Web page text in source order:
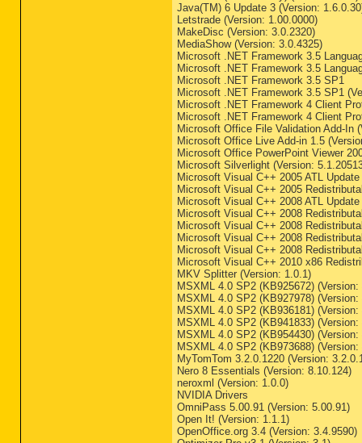
HKCU\...\Run:
HKCU\...\Run: [Optimizer
HKCU\...\Runonce:
MountPoints2:
HKU\Default\...\Run:
Startup:
ShortcutTarget: Philips
Startup:
ShortcutTarget: WISO
Startup:
ShortcutTarget:
Startup:
ShortcutTarget: net.lnk ->
====================
Java(TM) 6 Update 3 (Version:
Letstrade (Version: 1.00.0000)
MakeDisc (Version: 3.0.2320)
MediaShow (Version: 3.0.4325)
Microsoft .NET Framework 3.5
Microsoft .NET Framework 3.5
Microsoft .NET Framework 3.5 SP1
Microsoft .NET Framework 3.5 SP1
Microsoft .NET Framework 4 Client
Microsoft .NET Framework 4 Client
Microsoft Office File Validation Add-In
Microsoft Office Live Add-in 1.5
Microsoft Office PowerPoint Viewer
Microsoft Silverlight (Version:
Microsoft Visual C++ 2005 ATL
Microsoft Visual C++ 2005
Microsoft Visual C++ 2008 ATL
Microsoft Visual C++ 2008
Microsoft Visual C++ 2008
Microsoft Visual C++ 2008
Microsoft Visual C++ 2008
Microsoft Visual C++ 2010 x86
MKV Splitter (Version: 1.0.1)
MSXML 4.0 SP2 (KB925672) (Version:
MSXML 4.0 SP2 (KB927978) (Version:
MSXML 4.0 SP2 (KB936181) (Version:
MSXML 4.0 SP2 (KB941833) (Version:
MSXML 4.0 SP2 (KB954430) (Version:
MSXML 4.0 SP2 (KB973688) (Version:
MyTomTom 3.2.0.1220 (Version:
Nero 8 Essentials (Version: 8.10.124)
neroxml (Version: 1.0.0)
NVIDIA Drivers
OmniPass 5.00.91 (Version: 5.00.91)
Open It! (Version: 1.1.1)
OpenOffice.org 3.4 (Version: 3.4.9590)